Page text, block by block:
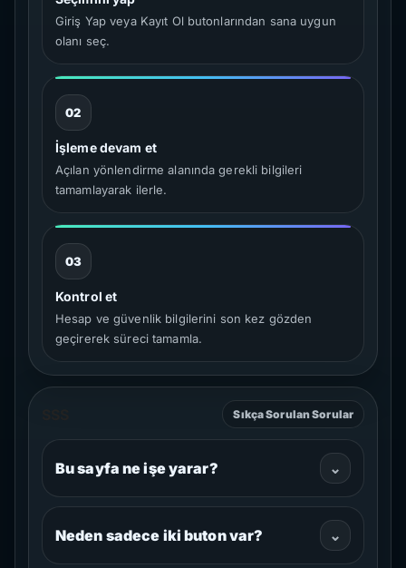
Giriş Yap veya Kayıt Ol butonlarından sana uygun
olanı seç.
02
İşleme devam et
Açılan yönlendirme alanında gerekli bilgileri
tamamlayarak ilerle.
03
Kontrol et
Hesap ve güvenlik bilgilerini son kez gözden
geçirerek süreci tamamla.
Sıkça Sorulan Sorular
Bu sayfa ne işe yarar? ⌄
Neden sadece iki buton var? ⌄